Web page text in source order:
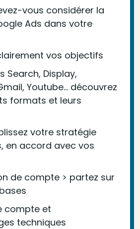
vous considérer la
Ads dans votre
vos objectifs
Search, Display,
Youtube… découvrez
formats et leurs
votre stratégie
en accord avec vos
de compte > partez sur
compte et
techniques